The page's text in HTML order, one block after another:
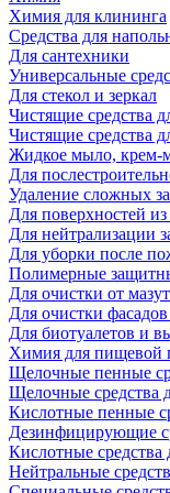
Химия для клининга
Средства для
Для сантехники
Универсальные
Для стекол и зеркал
Чистящие средства
Чистящие средства
Жидкое мыло, крем-
Для
Удаление сложных
Для поверхностей
Для нейтрализации
Для уборки после
Полимерные
Для очистки от
Для очистки
Для биотуалетов и
Химия для пищевой
Щелочные пенные
Щелочные средства
Кислотные пенные
Дезинфицирующие
Кислотные средства
Нейтральные